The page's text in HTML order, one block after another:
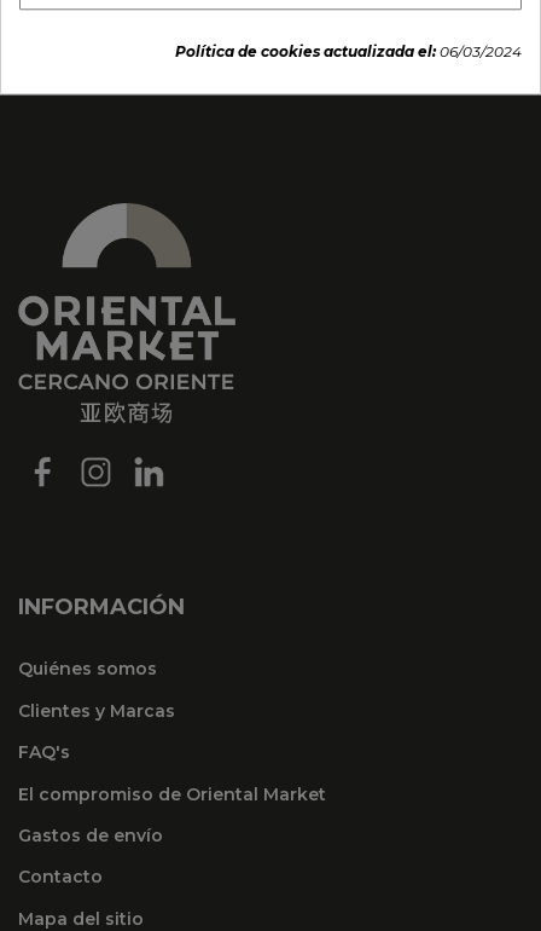
INFORMACIÓN
Quiénes somos
Clientes y Marcas
FAQ's
El compromiso de Oriental Market
Gastos de envío
Contacto
Mapa del sitio
Política de cookies actualizada el:06/03/2024